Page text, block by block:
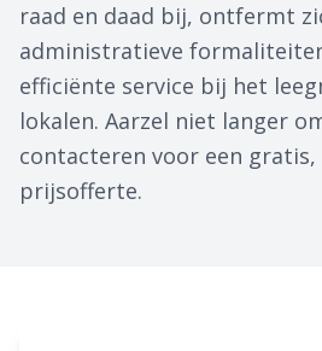
raad en daad bij, ontfermt
administratieve
efficiënte service bij het
lokalen. Aarzel niet langer
contacteren voor een
prijsofferte.